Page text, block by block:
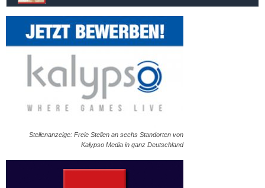
Stellenanzeige: Freie Stellen an sechs Standorten von
Kalypso Media in ganz Deutschland